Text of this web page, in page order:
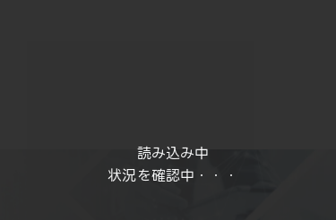
読み込み中
状況を確認中・・・